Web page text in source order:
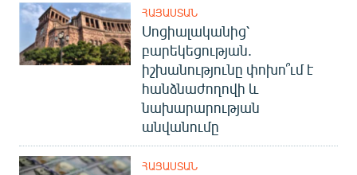
ՀԱՅԱՍՏԱՆ
Սոցիալականից՝
բարեկեցության.
իշխանությունը փոխո՞ւմ է
հանձնաժողովի և
նախարարության
անվանումը
ՀԱՅԱՍՏԱՆ